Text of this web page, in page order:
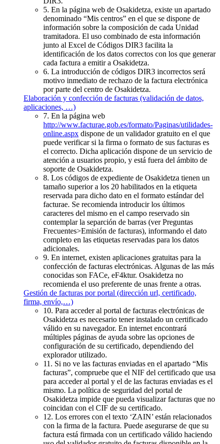
5. En la página web de Osakidetza, existe un apartado
denominado “Mis centros” en el que se dispone de
información sobre la composición de cada Unidad
tramitadora. El uso combinado de esta información
junto al Excel de Códigos DIR3 facilita la
identificación de los datos correctos con los que generar
cada factura a emitir a Osakidetza.
6. La introducción de códigos DIR3 incorrectos será
motivo inmediato de rechazo de la factura electrónica
por parte del centro de Osakidetza.
Elaboración y confección de facturas (validación de datos,
aplicaciones, …)
7. En la página web
http://www.facturae.gob.es/formato/Paginas/utilidades-
online.aspx dispone de un validador gratuito en el que
puede verificar si la firma o formato de sus facturas es
el correcto. Dicha aplicación dispone de un servicio de
atención a usuarios propio, y está fuera del ámbito de
soporte de Osakidetza.
8. Los códigos de expediente de Osakidetza tienen un
tamaño superior a los 20 habilitados en la etiqueta
reservada para dicho dato en el formato estándar del
facturae. Se recomienda introducir los últimos
caracteres del mismo en el campo reservado sin
contemplar la separción de barras (ver Preguntas
Frecuentes>Emisión de facturas), informando el dato
completo en las etiquetas reservadas para los datos
adicionales.
9. En internet, existen aplicaciones gratuitas para la
confección de facturas electrónicas. Algunas de las más
conocidas son FACe, eF4ktur. Osakidetza no
recomienda el uso preferente de unas frente a otras.
Gestión de facturas por portal (dirección url, certificado,
firma, envío,…)
10. Para acceder al portal de facturas electrónicas de
Osakidetza es necesario tener instalado un certificado
válido en su navegador. En internet encontrará
múltiples páginas de ayuda sobre las opciones de
configuración de su certificado, dependiendo del
explorador utilizado.
11. Si no ve las facturas enviadas en el apartado “Mis
facturas”, compruebe que el NIF del certificado que usa
para acceder al portal y el de las facturas enviadas es el
mismo. La política de seguridad del portal de
Osakidetza impide que pueda visualizar facturas que no
coincidan con el CIF de su certificado.
12. Los errores con el texto ‘ZAIN’ están relacionados
con la firma de la factura. Puede asegurarse de que su
factura está firmada con un certificado válido haciendo